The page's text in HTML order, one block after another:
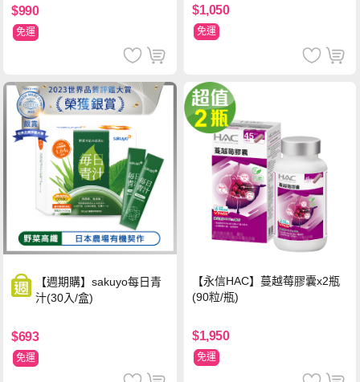
$990
免運
$1,050
免運
【週期購】sakuyo每日青
汁(30入/盒)
$693
免運
【永信HAC】蔓越莓膠囊x2瓶
(90粒/瓶)
$1,950
免運